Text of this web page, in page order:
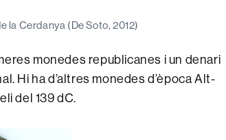
la Cerdanya (De Soto, 2012)
monedes republicanes i un denari
Hi ha d’altres monedes d’època Alt-
del 139 dC.